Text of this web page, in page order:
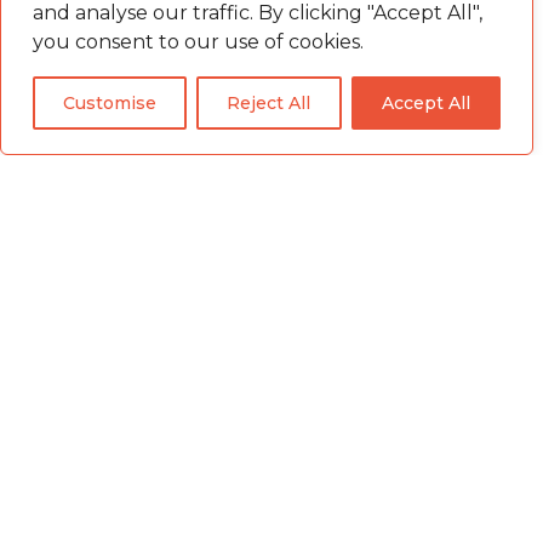
and analyse our traffic. By clicking "Accept All",
you consent to our use of cookies.
Customise Reject All Accept All
Barcelona (El Barcelonès)
AMPA ESCOLA ESCLAT